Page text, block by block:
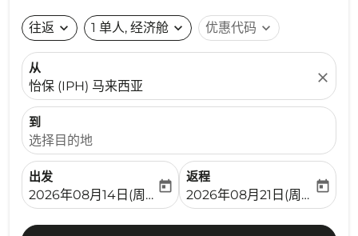
往返 expand_more 1 单人, 经济舱 expand_more 优惠代码 expand_more
从
怡保 (IPH) 马来西亚
close
到
选择目的地
出发
fc-booking-departure-date-aria-label
2026年08月14日(周五)
today
返程
fc-booking-return-date-
2026年08月21日(周五)
today